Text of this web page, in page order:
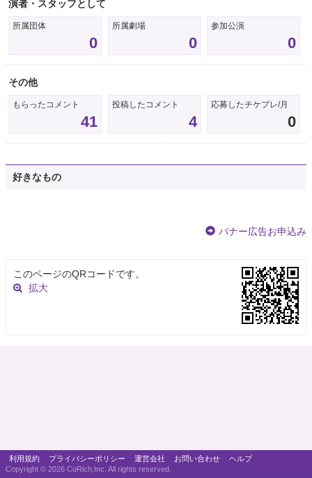
演者・スタッフとして
所属団体
0
所属劇場
0
参加公演
0
その他
もらったコメント
41
投稿したコメント
4
応募したチケプレ/月
0
好きなもの
バナー広告お申込み
このページのQRコードです。
拡大
利用規約 プライバシーポリシー 運営会社 お問い合わせ
ヘルプ
Copyright © 2026 CoRich,Inc. All rights reserved.